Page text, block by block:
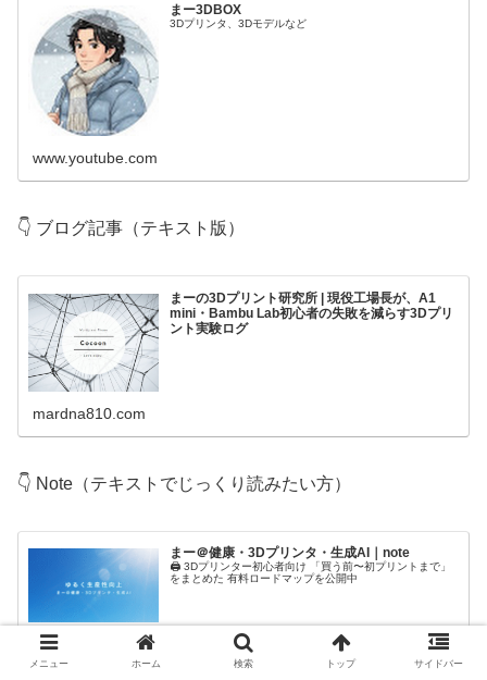
まー3DBOX
3Dプリンタ、3Dモデルなど
www.youtube.com
👇 ブログ記事（テキスト版）
まーの3Dプリント研究所 | 現役工場長が、A1
mini・Bambu Lab初心者の失敗を減らす3Dプリ
ント実験ログ
mardna810.com
👇 Note（テキストでじっくり読みたい方）
まー＠健康・3Dプリンタ・生成AI｜note
🖨️ 3Dプリンター初心者向け 「買う前〜初プリントまで」
をまとめた 有料ロードマップを公開中
note.com
メニュー ホーム 検索 トップ サイドバー